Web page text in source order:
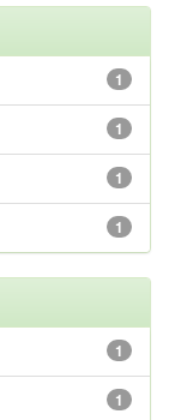
1
1
1
1
1
1